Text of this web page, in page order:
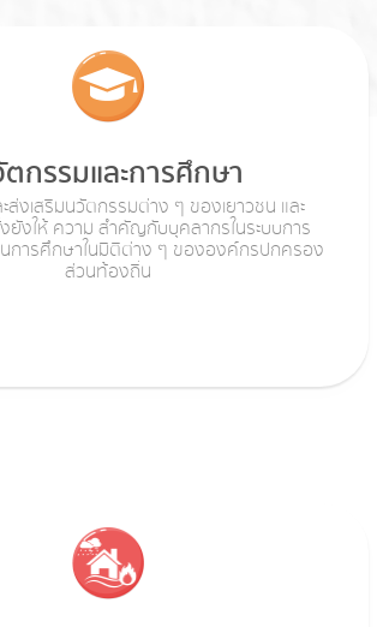
กรรมและการศึกษา
ส่งเสริมนวัตกรรมต่าง ๆ ของเยาวชน และ
ยังให้ ความ สำคัญกับบุคลากรในระบบการ
การศึกษาในมิติต่าง ๆ ขององค์กรปกครอง
ส่วนท้องถิ่น